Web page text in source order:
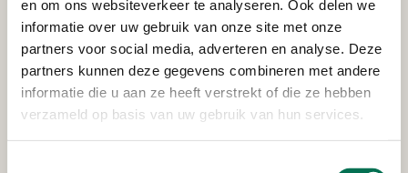
en om ons websiteverkeer te analyseren. Ook delen we
informatie over uw gebruik van onze site met onze
partners voor social media, adverteren en analyse. Deze
partners kunnen deze gegevens combineren met andere
informatie die u aan ze heeft verstrekt of die ze hebben
verzameld op basis van uw gebruik van hun services.
Waterschap Hollandse Delta